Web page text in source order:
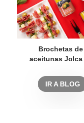
Brochetas de
aceitunas Jolca
IR A BLOG